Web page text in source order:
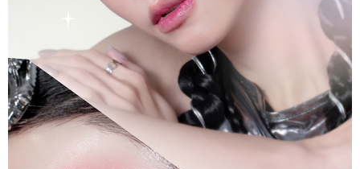
易，需依本服務之必要範圍內提供個人資料，並將交易相關給付款項請求債
權轉讓予恩沛科技股份有限公司。
２．關於個人資料處理事宜，請瀏覽以下網址：
https://aftee.tw/terms/#terms3
３．未成年的使用者請事先徵得法定代理人或監護人之同意方可使用
「AFTEE先享後付」，若未經同意申辦者引起之損失，本公司不負相關責
任。
４．使用「AFTEE先享後付」時，將依據個別帳號之用戶狀況，依本公司即
時審查核予不同之上限額度；若仍有額度不足之情形，本公司將視審查結果
請求用戶進行身份認證。
５．嚴禁一人註冊多個帳號或使用他人資訊註冊。若發現惡意使用之情形，
恩沛科技股份有限公司將有權停止該用戶之使用額度並採取法律行動。
每筆NT$120，滿NT$499(含以上)免運費
國家/地區配送 查看運費